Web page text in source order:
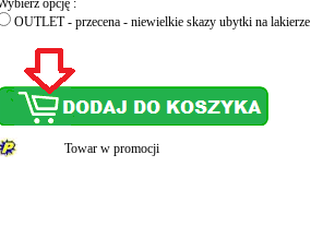
opcję :
OUTLET - przecena - niewielkie skazy ubytki na lakierze
Towar w promocji